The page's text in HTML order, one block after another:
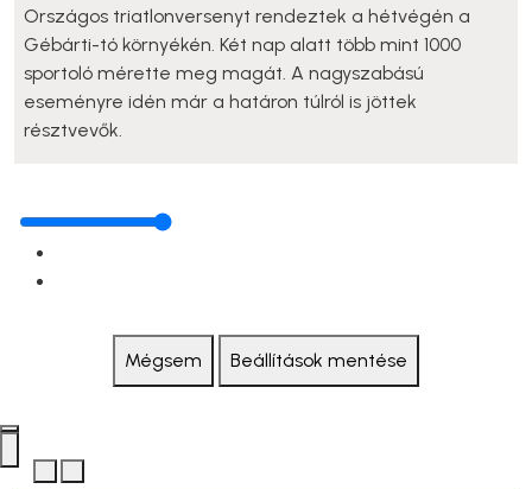
Országos triatlonversenyt rendeztek a hétvégén a
Gébárti-tó környékén. Két nap alatt több mint 1000
sportoló mérette meg magát. A nagyszabású
eseményre idén már a határon túlról is jöttek
résztvevők.
Mégsem Beállítások mentése